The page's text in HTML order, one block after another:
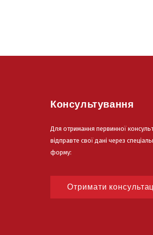
Консультування
Для отримання первинної
відправте свої дані через
форму:
Отримати